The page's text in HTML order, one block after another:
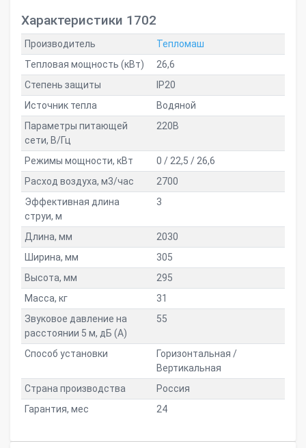
Характеристики 1702
Производитель
Тепломаш
Тепловая мощность (кВт)
26,6
Степень защиты
IP20
Источник тепла
Водяной
Параметры питающей
сети, В/Гц
220В
Режимы мощности, кВт
0 / 22,5 / 26,6
Расход воздуха, м3/час
2700
Эффективная длина
струи, м
3
Длина, мм
2030
Ширина, мм
305
Высота, мм
295
Масса, кг
31
Звуковое давление на
расстоянии 5 м, дБ (A)
55
Способ установки
Горизонтальная /
Вертикальная
Страна производства
Россия
Гарантия, мес
24